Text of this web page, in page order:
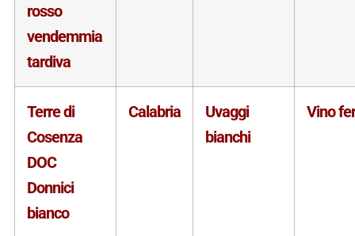
rosso
vendemmia
tardiva
Terre di
Cosenza
DOC
Donnici
bianco
Calabria
Uvaggi
bianchi
Vino